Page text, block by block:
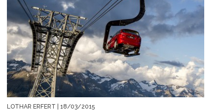
LOTHAR ERFERT | 18/03/2015